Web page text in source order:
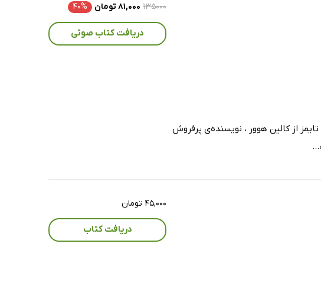
از کالین هوور ، نویسنده‌ی پرفروش
۱۳۵۰۰۰ ۸۱,۰۰۰ تومان ۴۰%
دریافت کتاب صوتی
۴۵,۰۰۰ تومان
دریافت کتاب